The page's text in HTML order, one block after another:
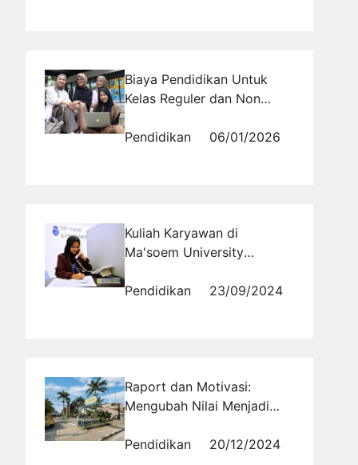
Biaya Pendidikan Untuk
Kelas Reguler dan Non
Sekitar 5,5 Juta Untuk
Pendidikan 06/01/2026
Kuliah Karyawan di
Ma'soem University
untuk Pekerja Sibuk
Pendidikan 23/09/2024
Raport dan Motivasi:
Mengubah Nilai Menjadi
Pendidikan
20/12/2024